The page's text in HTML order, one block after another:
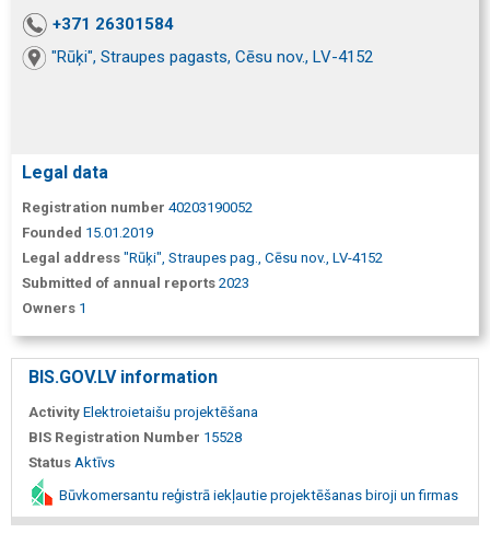
+371 26301584
"Rūķi", Straupes pagasts, Cēsu nov., LV-4152
Legal data
Registration number 40203190052
Founded 15.01.2019
Legal address "Rūķi", Straupes pag., Cēsu nov., LV-4152
Submitted of annual reports 2023
Owners 1
BIS.GOV.LV information
Activity Elektroietaišu projektēšana
BIS Registration Number 15528
Status Aktīvs
Būvkomersantu reģistrā iekļautie projektēšanas biroji un firmas